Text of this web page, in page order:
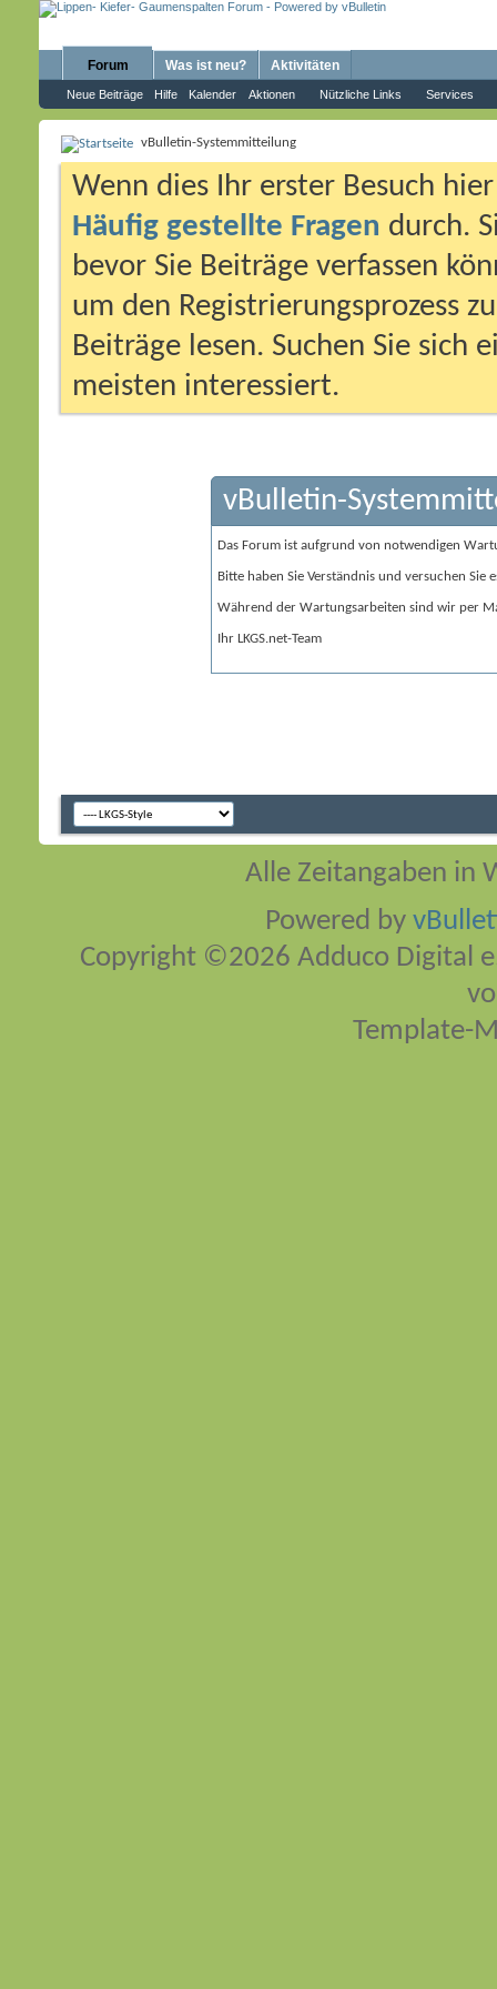
Forum
Neue Beiträge Hilfe Kalender Aktionen Nützliche Links Services
Was ist neu? Aktivitäten
vBulletin-Systemmitteilung
Wenn dies Ihr erster Besuch
Häufig gestellte Fragen durch.
bevor Sie Beiträge verfassen
um den Registrierungsprozess
Beiträge lesen. Suchen Sie sich
meisten interessiert.
vBulletin-
Das Forum ist aufgrund von notwendigen
Bitte haben Sie Verständnis und versuchen Sie
Während der Wartungsarbeiten sind wir per
Ihr LKGS.net-Team
Alle Zeitangaben in
Powered by
Copyright ©2026 Adduco Digital
Template-